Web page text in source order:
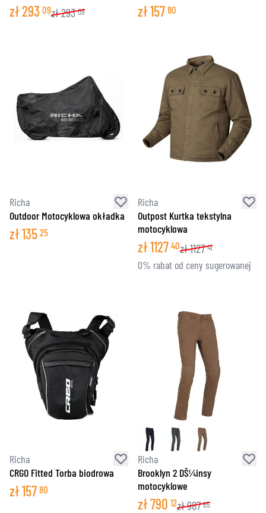
zł293 09zł293 09 zł157 80
Richa
Outdoor Motocyklowa okładka
zł135 25
Richa
Outpost Kurtka tekstylna
motocyklowa
zł1127 40zł1127 41
0% rabat od ceny sugerowanej
Richa
CRGO Fitted Torba biodrowa
zł157 80
Richa
Brooklyn 2 DŠ¼insy
motocyklowe
zł790 12zł987 65